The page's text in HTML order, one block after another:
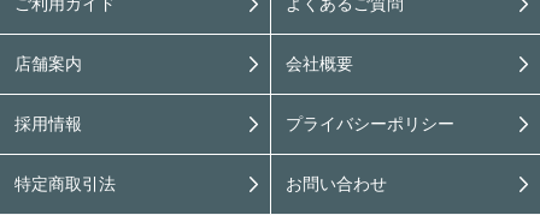
店舗案内 会社概要
採用情報 プライバシーポリシー
特定商取引法 お問い合わせ